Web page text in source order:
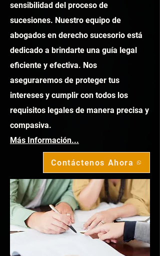
sensibilidad del proceso de
sucesiones. Nuestro equipo de
abogados en derecho sucesorio está
dedicado a brindarte una guía legal
eficiente y efectiva. Nos
aseguraremos de proteger tus
intereses y cumplir con todos los
requisitos legales de manera precisa y
compasiva.
Más Información...
Contáctenos Ahora